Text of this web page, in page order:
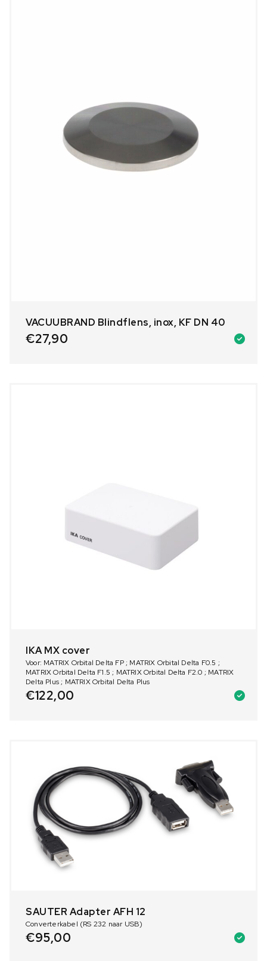
VACUUBRAND Blindflens, inox, KF DN 40
€27,90
IKA MX cover
Voor: MATRIX Orbital Delta FP ; MATRIX Orbital Delta F0.5 ;
MATRIX Orbital Delta F1.5 ; MATRIX Orbital Delta F2.0 ; MATRIX
Delta Plus ; MATRIX Orbital Delta Plus
€122,00
SAUTER Adapter AFH 12
Converterkabel (RS 232 naar USB)
€95,00